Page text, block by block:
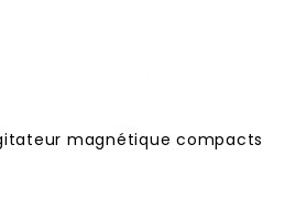
magnétique compacts